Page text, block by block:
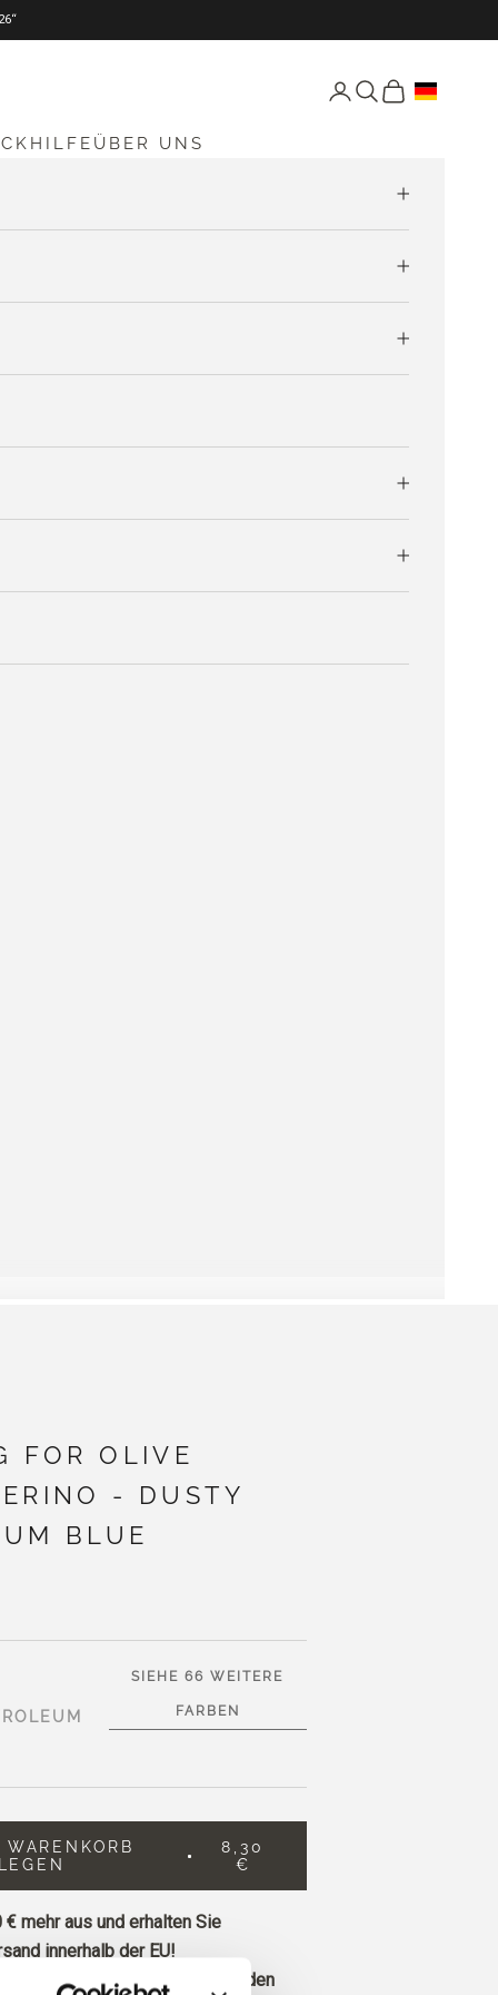
Seite Konto öffnen
Suche öffnen
Warenkorb
ÜBER UNS
FOR OLIVE
- DUSTY
BLUE
SIEHE 66 WEITERE
FARBEN
WARENKORB
LEGEN
8,30
€
€mehr aus und erhalten Sie
innerhalb der EU!
vor 13 Uhr MEZ eingehen, werden